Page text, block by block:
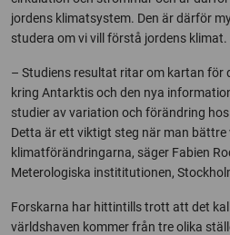
jordens klimatsystem. Den är därför
studera om vi vill förstå jordens klimat.
– Studiens resultat ritar om kartan för
kring Antarktis och den nya
studier av variation och förändring
Detta är ett viktigt steg när man
klimatförändringarna, säger Fabien
Meterologiska instititutionen,
Forskarna har hittintills trott att det
världshaven kommer från tre olika